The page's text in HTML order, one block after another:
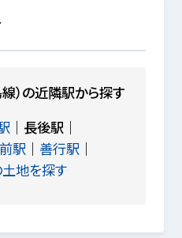
）の近隣駅から探す
長後駅
駅
善行駅
地を探す